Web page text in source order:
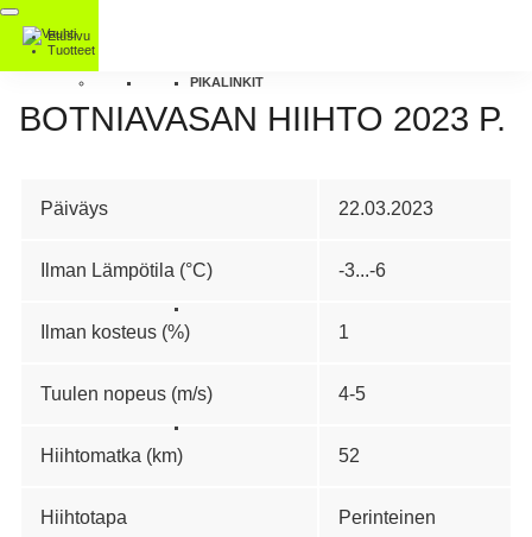
Etusivu
Tuotteet
PIKALINKIT
BOTNIAVASAN HIIHTO 2023 P.
Päiväys 22.03.2023
Ilman Lämpötila (°C) -3...-6
Ilman kosteus (%) 1
Tuulen nopeus (m/s) 4-5
Hiihtomatka (km) 52
Hiihtotapa Perinteinen